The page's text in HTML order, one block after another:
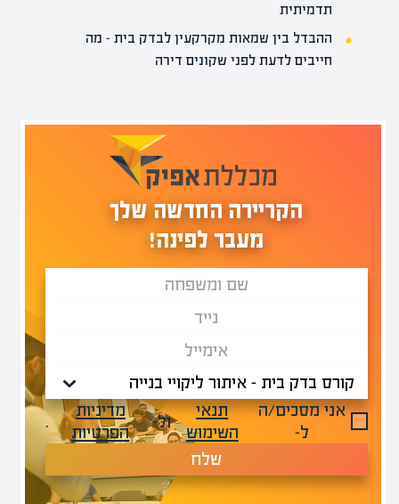
תדמיתית
ההבדל בין שמאות מקרקעין לבדק בית – מה
חייבים לדעת לפני שקונים דירה
הקריירה החדשה שלך
מעבר לפינה!
אני מסכים/ה
ל-
תנאי
השימוש
ול-
מדיניות
הפרטיות
.
שלח